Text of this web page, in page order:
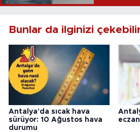
Bunlar da ilginizi
Antalya'da sıcak hava
sürüyor: 10 Ağustos hava
durumu